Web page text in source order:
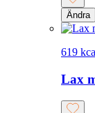
Ändra
619
Lax